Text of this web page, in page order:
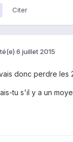
Citer
6 juillet 2015
donc perdre les
tu s'il y a un